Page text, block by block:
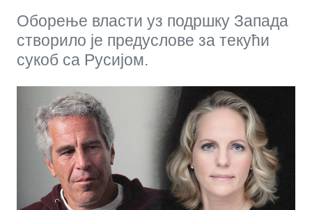
Оборење власти уз подршку Запада
створило је предуслове за текући
сукоб са Русијом.